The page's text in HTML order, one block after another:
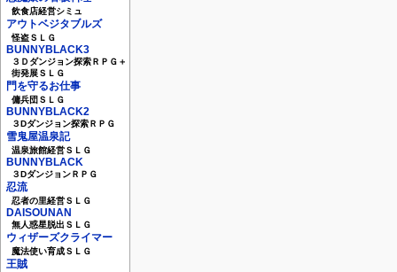
飲食店経営シミュ
アウトベジタブルズ
怪盗ＳＬＧ
BUNNYBLACK3
３Ｄダンジョン探索ＲＰＧ＋
街発展ＳＬＧ
門を守るお仕事
傭兵団ＳＬＧ
BUNNYBLACK2
３Dダンジョン探索ＲＰＧ
雪鬼屋温泉記
温泉旅館経営ＳＬＧ
BUNNYBLACK
３DダンジョンＲＰＧ
忍流
忍者の里経営ＳＬＧ
DAISOUNAN
無人惑星脱出ＳＬＧ
ウィザーズクライマー
魔法使い育成ＳＬＧ
王賊